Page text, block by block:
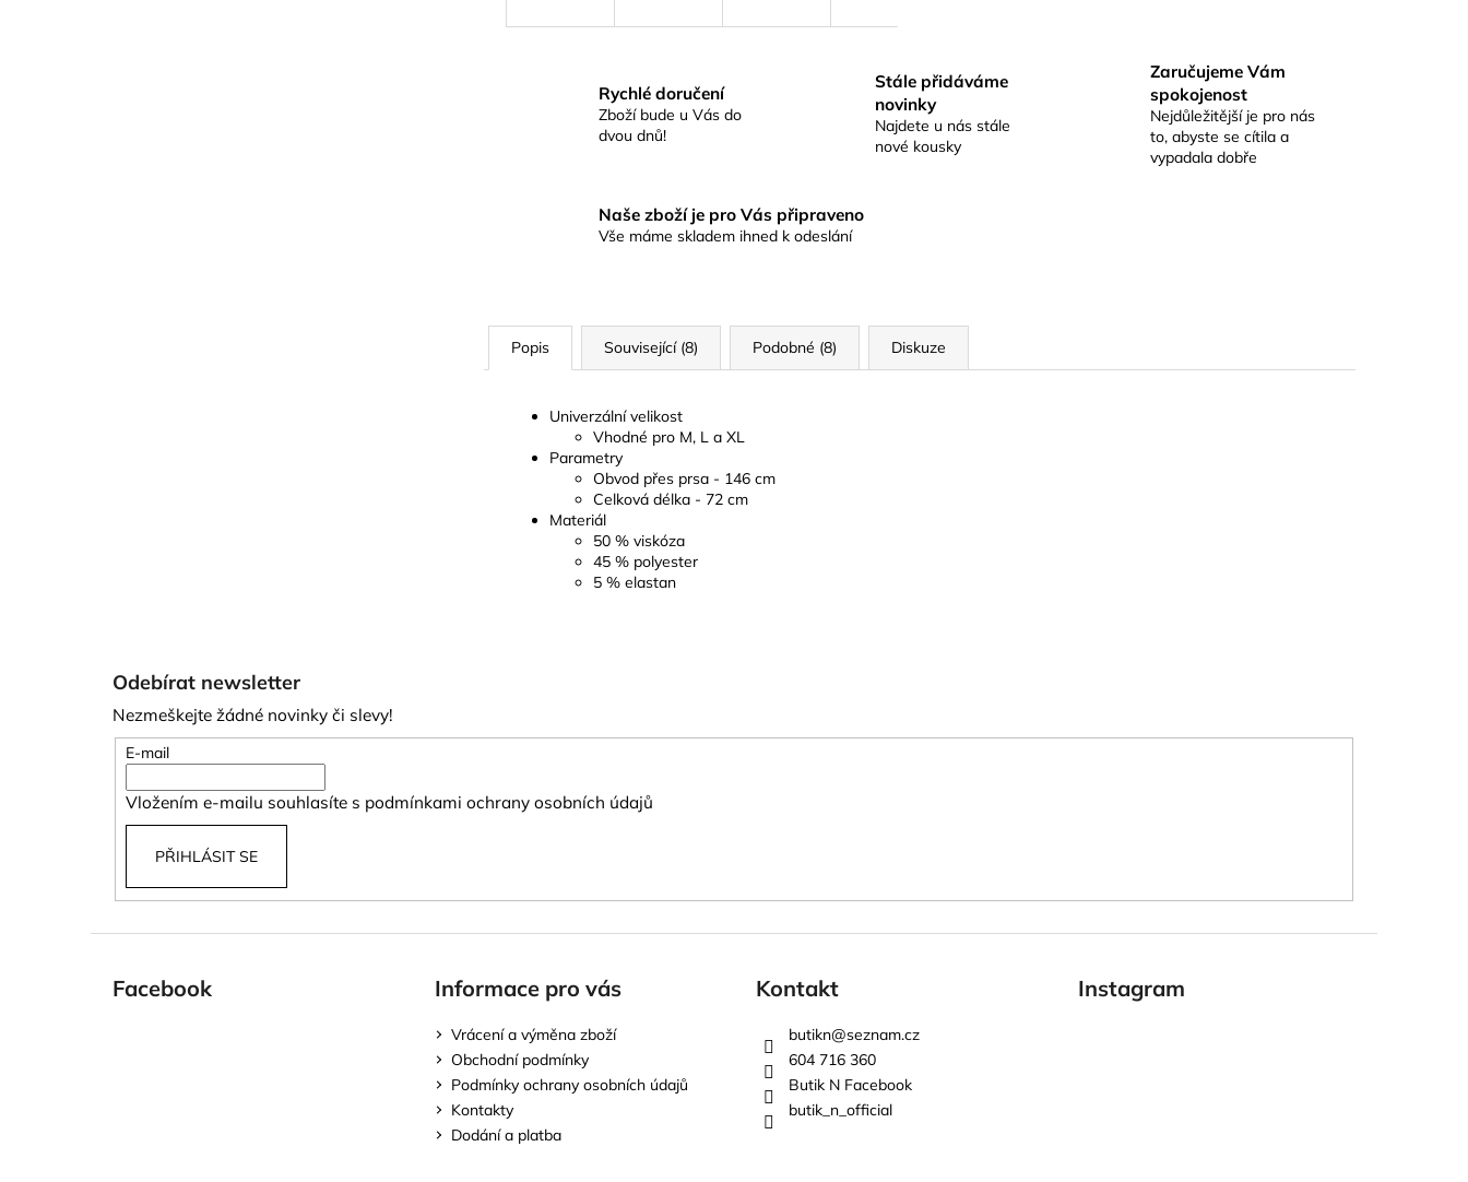
Rychlé doručení
Zboží bude u Vás do
dvou dnů!
Stále přidáváme
novinky
Najdete u nás stále
nové kousky
Zaručujeme Vám
spokojenost
Nejdůležitější je pro nás
to, abyste se cítila a
vypadala dobře
Naše zboží je pro Vás připraveno
Vše máme skladem ihned k odeslání
Popis Související (8) Podobné (8) Diskuze
Univerzální velikost
Vhodné pro M, L a XL
Parametry
Obvod přes prsa - 146 cm
Celková délka - 72 cm
Materiál
50 % viskóza
45 % polyester
5 % elastan
Odebírat newsletter
Nezmeškejte žádné novinky či slevy!
E-mail
Vložením e-mailu souhlasíte s podmínkami ochrany osobních údajů
PŘIHLÁSIT SE
Facebook Informace pro vás
Vrácení a výměna zboží
Obchodní podmínky
Podmínky ochrany osobních údajů
Kontakty
Dodání a platba
Kontakt
butikn@seznam.cz
604 716 360
Butik N Facebook
butik_n_official
Instagram